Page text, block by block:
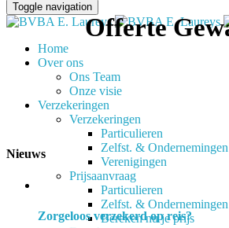
Toggle navigation
Home
Over ons
Ons Team
Onze visie
Verzekeringen
Verzekeringen
Particulieren
Zelfst. & Ondernemingen
Verenigingen
Prijsaanvraag
Particulieren
Zelfst. & Ondernemingen
Bereken nu je prijs
Offerte
Nieuws
Zorgeloos verzekerd op reis?